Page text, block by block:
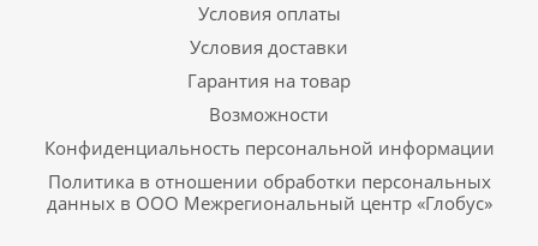
Условия оплаты
Условия доставки
Гарантия на товар
Возможности
Конфиденциальность персональной информации
Политика в отношении обработки персональных
данных в ООО Межрегиональный центр «Глобус»